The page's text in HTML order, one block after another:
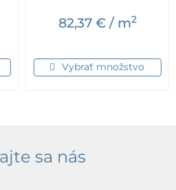
82,37 €/ m2
Vybrať množstvo
sa nás